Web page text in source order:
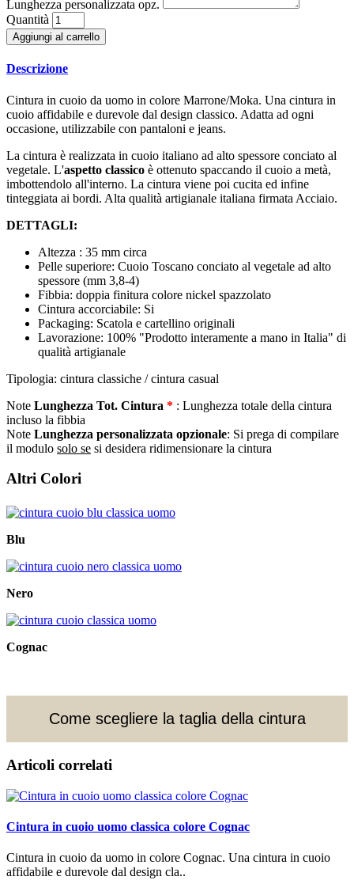
Lunghezza personalizzata opz.
Quantità
Aggiungi al carrello
Descrizione
Cintura in cuoio da uomo in colore Marrone/Moka. Una cintura in
cuoio affidabile e durevole dal design classico. Adatta ad ogni
occasione, utilizzabile con pantaloni e jeans.
La cintura è realizzata in cuoio italiano ad alto spessore conciato al
vegetale. L'aspetto classico è ottenuto spaccando il cuoio a metà,
imbottendolo all'interno. La cintura viene poi cucita ed infine
tinteggiata ai bordi. Alta qualità artigianale italiana firmata Acciaio.
DETTAGLI:
Altezza : 35 mm circa
Pelle superiore: Cuoio Toscano conciato al vegetale ad alto
spessore (mm 3,8-4)
Fibbia: doppia finitura colore nickel spazzolato
Cintura accorciabile: Si
Packaging: Scatola e cartellino originali
Lavorazione: 100% "Prodotto interamente a mano in Italia" di
qualità artigianale
Tipologia: cintura classiche / cintura casual
Note Lunghezza Tot. Cintura * : Lunghezza totale della cintura
incluso la fibbia
Note Lunghezza personalizzata opzionale: Si prega di compilare
il modulo solo se si desidera ridimensionare la cintura
Altri Colori
Blu
Nero
Cognac
Come scegliere la taglia della cintura
Articoli correlati
Cintura in cuoio uomo classica colore Cognac
Cintura in cuoio da uomo in colore Cognac. Una cintura in cuoio
affidabile e durevole dal design cla..